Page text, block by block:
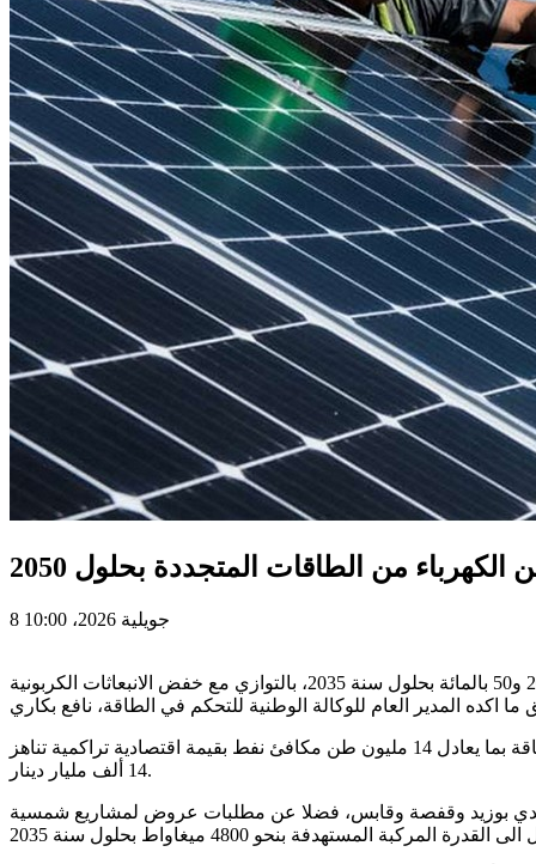
8 جويلية 2026، 10:00
تستهدف تونس رفع مساهمة الطاقات المتجددة في إنتاج الكهرباء إلى 80 بالمائة بحلول سنة 2050، وذلك مرورا بنسبة 35 بالمائة في أفق 2030 و50 بالمائة بحلول سنة 2035، بالتوازي مع خفض الانبعاثات الكربونية
وأضاف بكاري، في تصريح لوكالة تونس افريقيا للانباء “وات، أن تدخلات الوكالة منذ إحداثها سنة 1985 ساهمت في الاقتصاد في استهلاك الطاقة بما يعادل 14 مليون طن مكافئ نفط بقيمة اقتصادية تراكمية تناهز
14 ألف مليار دينار.
المرحلة المقبلة ستسجل انجاز بكل من سيدي بوزيد وقفصة وقابس، فضلا عن مطلبات عروض لمشاريع شمسية